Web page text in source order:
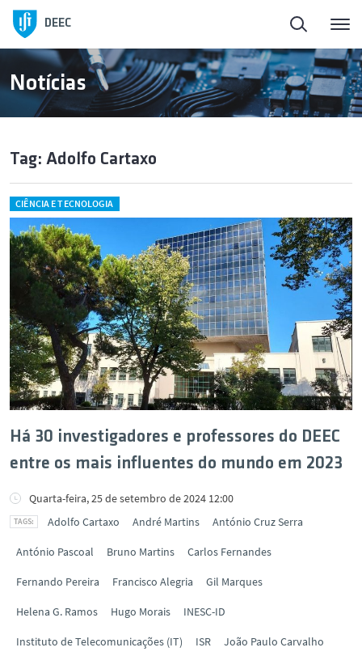
DEEC
Notícias
Tag: Adolfo Cartaxo
CIÊNCIA E TECNOLOGIA
Há 30 investigadores e professores do DEEC
entre os mais influentes do mundo em 2023
Quarta-feira, 25 de setembro de 2024 12:00
Adolfo Cartaxo
André Martins António Cruz Serra
António Pascoal Bruno Martins Carlos Fernandes
Fernando Pereira Francisco Alegria Gil Marques
Helena G. Ramos Hugo Morais INESC-ID
Instituto de Telecomunicações (IT) ISR João Paulo Carvalho